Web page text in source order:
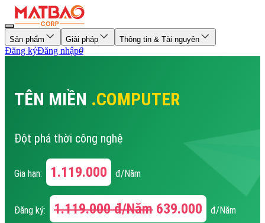
Sản phẩm Giải pháp Thông tin & Tài nguyên
Đăng kýĐăng nhập0
TÊN MIỀN .COMPUTER
Đột phá thời công nghệ
Gia hạn: 1.119.000 đ/Năm
Đăng ký: 1.119.000 đ/Năm 639.000 đ/Năm